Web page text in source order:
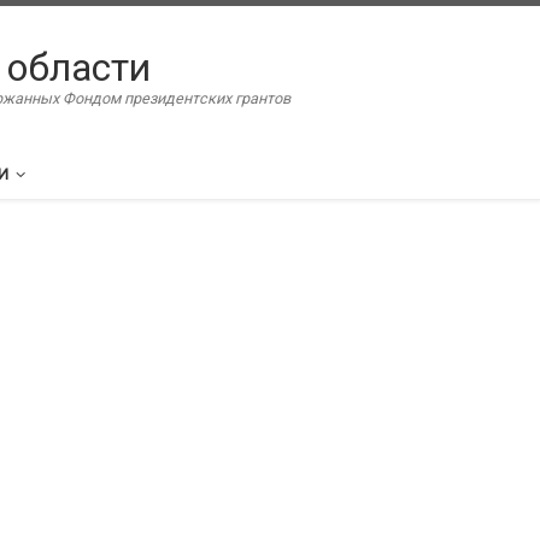
Фондом президентских грантов